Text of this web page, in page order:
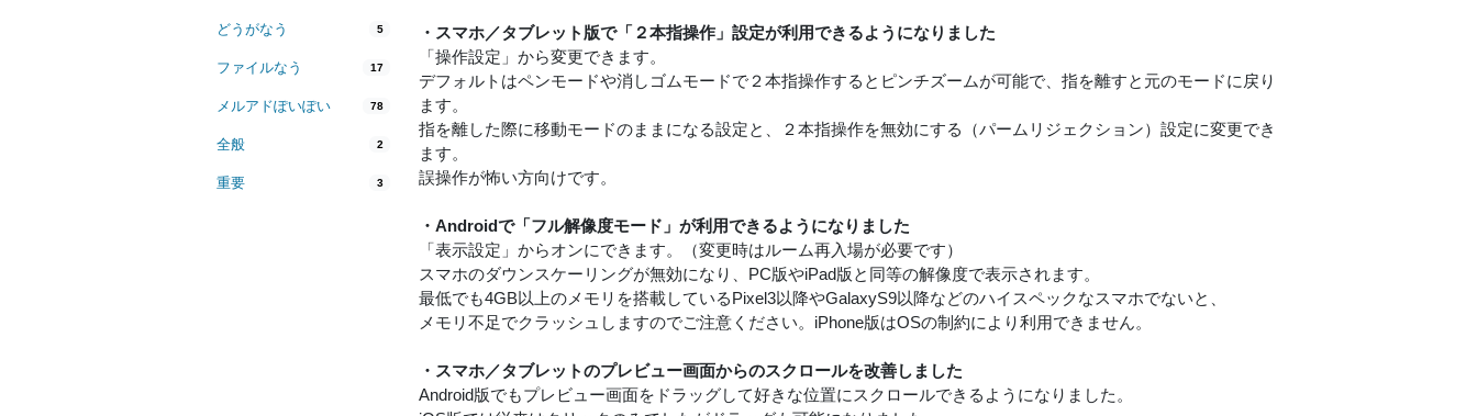
どうがなう 5
ファイルなう 17
メルアドぽいぽい 78
全般 2
重要 3
・スマホ／タブレット版で「２本指操作」設定が利用できるようになりました
「操作設定」から変更できます。
デフォルトはペンモードや消しゴムモードで２本指操作するとピンチズームが可能で、指を離すと元のモードに戻り
ます。
指を離した際に移動モードのままになる設定と、２本指操作を無効にする（パームリジェクション）設定に変更でき
ます。
誤操作が怖い方向けです。
・Androidで「フル解像度モード」が利用できるようになりました
「表示設定」からオンにできます。（変更時はルーム再入場が必要です）
スマホのダウンスケーリングが無効になり、PC版やiPad版と同等の解像度で表示されます。
最低でも4GB以上のメモリを搭載しているPixel3以降やGalaxyS9以降などのハイスペックなスマホでないと、
メモリ不足でクラッシュしますのでご注意ください。iPhone版はOSの制約により利用できません。
・スマホ／タブレットのプレビュー画面からのスクロールを改善しました
Android版でもプレビュー画面をドラッグして好きな位置にスクロールできるようになりました。